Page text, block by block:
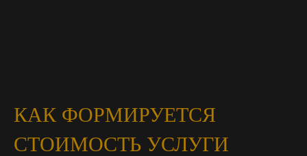
КАК ФОРМИРУЕТСЯ
СТОИМОСТЬ УСЛУГИ